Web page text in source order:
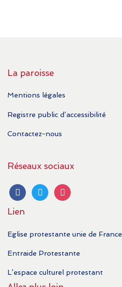
La paroisse
Mentions légales
Registre public d’accessibilité
Contactez-nous
Réseaux sociaux
facebooktwitter instagram
Lien
Eglise protestante unie de France
Entraide Protestante
L’espace culturel protestant